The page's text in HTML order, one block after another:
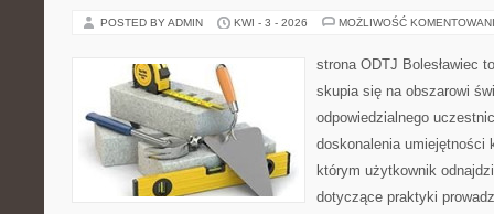
POSTED BY ADMIN KWI - 3 - 2026 MOŻLIWOŚĆ
strona ODTJ Bolesławiec
skupia się na obszarowi
odpowiedzialnego
doskonalenia umiejętności
którym użytkownik
dotyczące praktyki